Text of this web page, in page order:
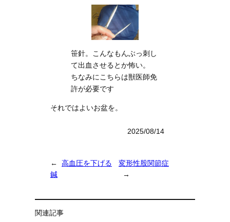
笹針。こんなもんぶっ刺し
て出血させるとか怖い。
ちなみにこちらは獣医師免
許が必要です
それではよいお盆を。
2025/08/14
←
高血圧を下げる
鍼
変形性股関節症
→
関連記事